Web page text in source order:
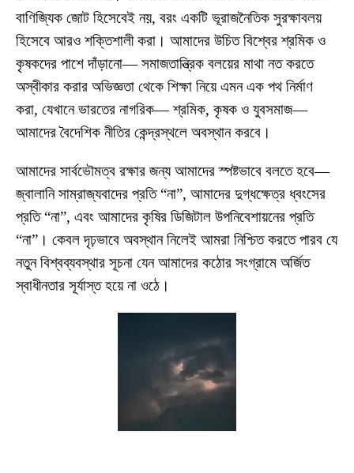
বাণিজ্যিক জোট হিসেবেই নয়, বরং একটি ভূরাজনৈতিক সুরক্ষাবলয়
হিসেবে আরও শক্তিশালী করা। আমাদের উচিত বিশ্বের শ্রমিক ও
কৃষকদের পাশে দাঁড়ানো— সমাজতান্ত্রিক বলয়ের মাথা নত করতে
অস্বীকার করার অভিজ্ঞতা থেকে শিক্ষা নিয়ে এমন এক পথ নির্মাণ
করা, যেখানে ভারতের নাগরিক— শ্রমিক, কৃষক ও যুবসমাজ—
আমাদের বৈদেশিক নীতির কেন্দ্রস্থলে অবস্থান করবে।
আমাদের সার্বভৌমত্ব রক্ষার জন্য আমাদের স্পষ্টভাবে বলতে হবে—
জ্বালানি সাম্রাজ্যবাদের প্রতি “না”, আমাদের দুগ্ধক্ষেত্র ধ্বংসের
প্রতি “না”, এবং আমাদের কৃষির ডিজিটাল উপনিবেশায়নের প্রতি
“না”। কেবল দৃঢ়ভাবে অবস্থান নিলেই আমরা নিশ্চিত করতে পারব যে
নতুন বিশ্বব্যবস্থার সূচনা যেন আমাদের কঠোর সংগ্রামে অর্জিত
স্বাধীনতার সূর্যাস্ত হয়ে না ওঠে।